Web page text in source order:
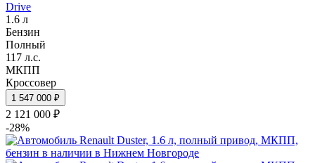
Drive
1.6 л
Бензин
Полный
117 л.с.
МКПП
Кроссовер
1 547 000 ₽
2 121 000 ₽
-28%